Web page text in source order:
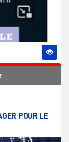
POUR LE